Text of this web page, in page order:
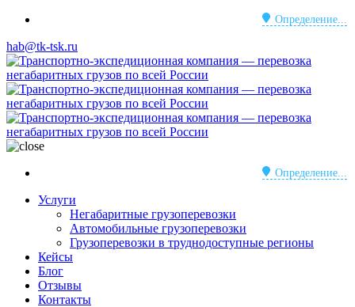
Определение...
hab@tk-tsk.ru
Определение...
Услуги
Негабаритные грузоперевозки
Автомобильные грузоперевозки
Грузоперевозки в труднодоступные регионы
Кейсы
Блог
Отзывы
Контакты